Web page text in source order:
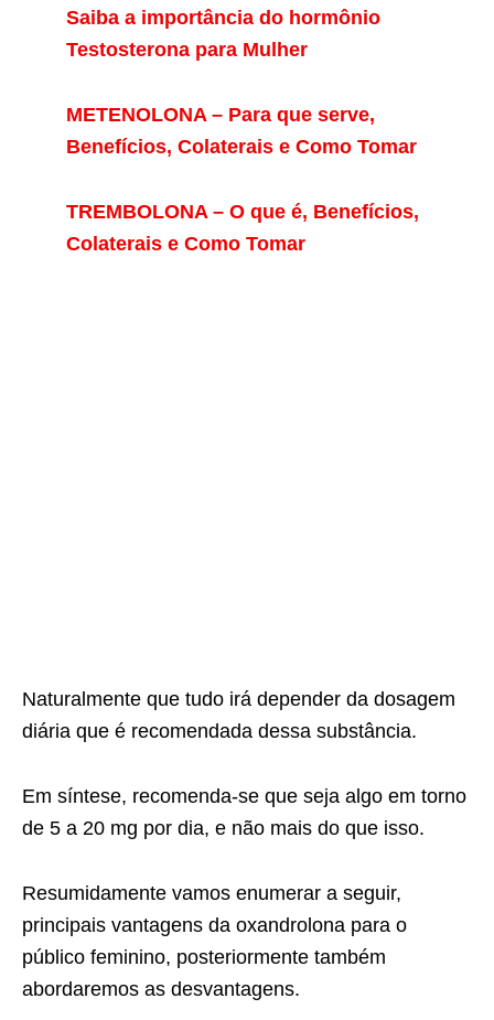
Saiba a importância do hormônio
Testosterona para Mulher
METENOLONA – Para que serve,
Benefícios, Colaterais e Como Tomar
TREMBOLONA – O que é, Benefícios,
Colaterais e Como Tomar
Naturalmente que tudo irá depender da dosagem
diária que é recomendada dessa substância.
Em síntese, recomenda-se que seja algo em torno
de 5 a 20 mg por dia, e não mais do que isso.
Resumidamente vamos enumerar a seguir,
principais vantagens da oxandrolona para o
público feminino, posteriormente também
abordaremos as desvantagens.